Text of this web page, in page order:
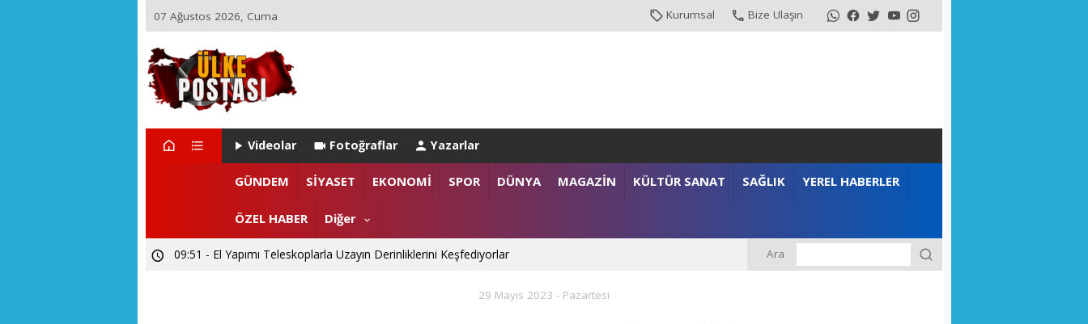
07 Ağustos 2026, Cuma Kurumsal Bize Ulaşın
Videolar Fotoğraflar Yazarlar
GÜNDEM SİYASET EKONOMİ SPOR DÜNYA MAGAZİN KÜLTÜR SANAT SAĞLIK YEREL HABERLER
ÖZEL HABER Diğer
21:17 - Ülke Postası’ndan Sağlık Bakanlığı’na Üst Düzey Ziyaret
09:51 - El Yapımı Teleskoplarla Uzayın Derinliklerini Keşfediyorlar Ara
29 Mayıs 2023 - Pazartesi